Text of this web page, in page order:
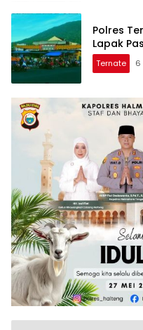
Polres
Lapak
Ternate 6